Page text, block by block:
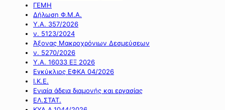
ΓΕΜΗ
Δήλωση Φ.Μ.Α.
Υ.Α. 357/2026
ν. 5123/2024
Άξονας Μακροχρόνιων Δεσμεύσεων
ν. 5270/2026
Υ.Α. 16033 ΕΞ 2026
Εγκύκλιος ΕΦΚΑ 04/2026
Ι.Κ.Ε.
Ενιαία άδεια διαμονής και εργασίας
ΕΛ.ΣΤΑΤ.